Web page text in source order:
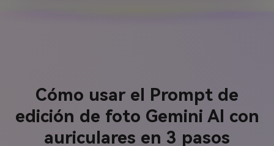
Cómo usar el Prompt de
edición de foto Gemini AI con
auriculares en 3 pasos